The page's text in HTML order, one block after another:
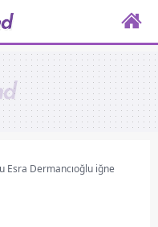
Esra Dermancıoğlu iğne